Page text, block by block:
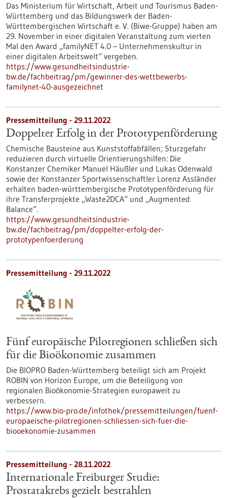
Das Ministerium für Wirtschaft, Arbeit und Tourismus Baden-
Württemberg und das Bildungswerk der Baden-
Württembergischen Wirtschaft e. V. (Biwe-Gruppe) haben am
29. November in einer digitalen Veranstaltung zum vierten
Mal den Award „familyNET 4.0 – Unternehmenskultur in
einer digitalen Arbeitswelt“ vergeben.
https://www.gesundheitsindustrie-
bw.de/fachbeitrag/pm/gewinner-des-wettbewerbs-
familynet-40-ausgezeichnet
Pressemitteilung - 29.11.2022
Doppelter Erfolg in der Prototypenförderung
Chemische Bausteine aus Kunststoffabfällen; Sturzgefahr
reduzieren durch virtuelle Orientierungshilfen: Die
Konstanzer Chemiker Manuel Häußler und Lukas Odenwald
sowie der Konstanzer Sportwissenschaftler Lorenz Assländer
erhalten baden-württembergische Prototypenförderung für
ihre Transferprojekte „Waste2DCA“ und „Augmented
Balance“.
https://www.gesundheitsindustrie-
bw.de/fachbeitrag/pm/doppelter-erfolg-der-
prototypenfoerderung
Pressemitteilung - 29.11.2022
Fünf europäische Pilotregionen schließen sich
für die Bioökonomie zusammen
Die BIOPRO Baden-Württemberg beteiligt sich am Projekt
ROBIN von Horizon Europe, um die Beteiligung von
regionalen Bioökonomie-Strategien europaweit zu
verbessern.
https://www.bio-pro.de/infothek/pressemitteilungen/fuenf-
europaeische-pilotregionen-schliessen-sich-fuer-die-
biooekonomie-zusammen
Pressemitteilung - 28.11.2022
Internationale Freiburger Studie:
Prostatakrebs gezielt bestrahlen